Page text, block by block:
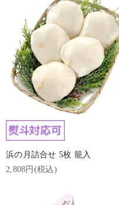
浜の月詰合せ 5枚 籠入
2,808円(税込)